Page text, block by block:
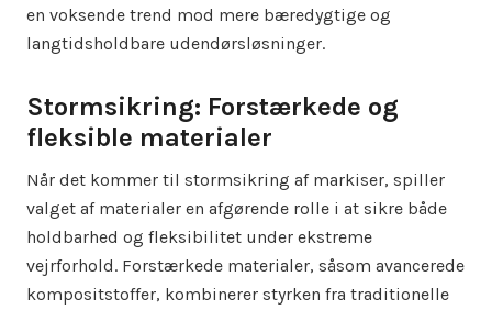
en voksende trend mod mere bæredygtige og
langtidsholdbare udendørsløsninger.
Stormsikring: Forstærkede og
fleksible materialer
Når det kommer til stormsikring af markiser, spiller
valget af materialer en afgørende rolle i at sikre både
holdbarhed og fleksibilitet under ekstreme
vejrforhold. Forstærkede materialer, såsom avancerede
kompositstoffer, kombinerer styrken fra traditionelle